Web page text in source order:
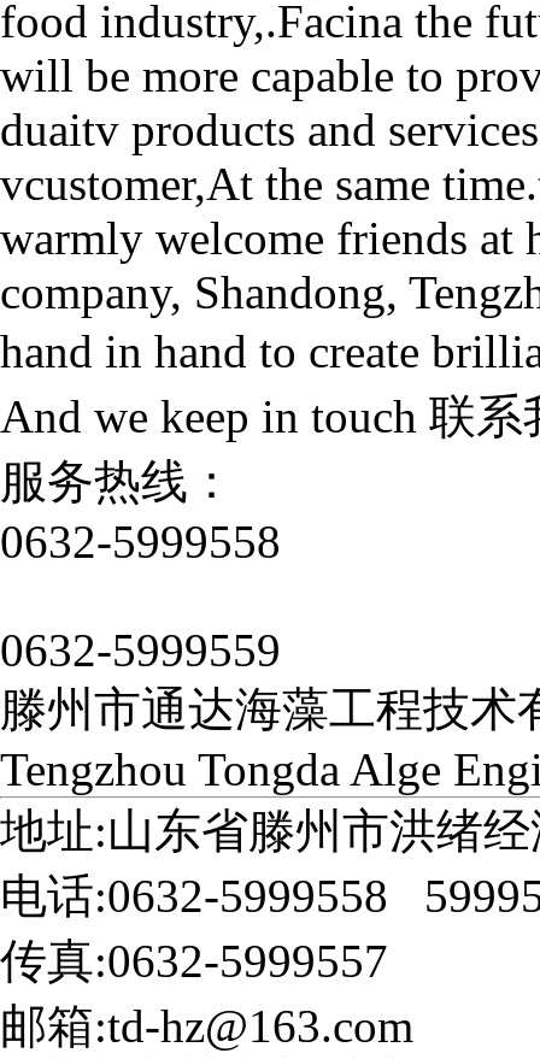
food industry,.Facina the
will be more capable to
duaitv products and
vcustomer,At the same
warmly welcome friends at
company, Shandong,
hand in hand to create
And we keep in touch 联系
服务热线：
0632-5999558
0632-5999559
滕州市通达海藻工程技术
Tengzhou Tongda Alge
地址:山东省滕州市洪绪
电话:0632-5999558
传真:0632-5999557
邮箱:td-hz@163.com